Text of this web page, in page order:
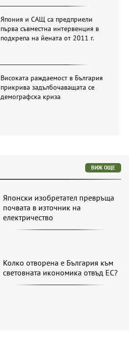
Япония и САЩ са предприели
първа съвместна интервенция в
подкрепа на йената от 2011 г.
Високата раждаемост в България
прикрива задълбочаващата се
демографска криза
ВИЖ ОЩЕ
Японски изобретател превръща
почвата в източник на
електричество
Колко отворена е България към
световната икономика отвъд ЕС?